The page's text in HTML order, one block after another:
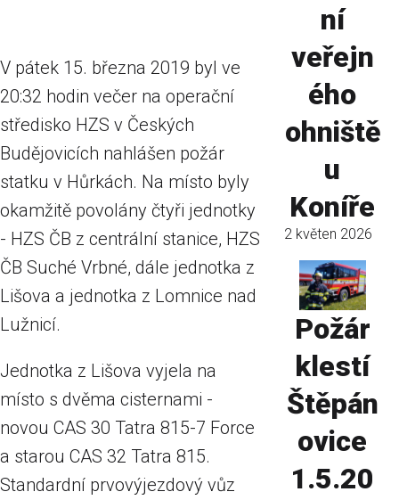
V pátek 15. března 2019 byl ve
20:32 hodin večer na operační
středisko HZS v Českých
Budějovicích nahlášen požár
statku v Hůrkách. Na místo byly
okamžitě povolány čtyři jednotky
- HZS ČB z centrální stanice, HZS
ČB Suché Vrbné, dále jednotka z
Lišova a jednotka z Lomnice nad
Lužnicí.
Jednotka z Lišova vyjela na
místo s dvěma cisternami -
novou CAS 30 Tatra 815-7 Force
a starou CAS 32 Tatra 815.
Standardní prvovýjezdový vůz
ní
veřejn
ého
ohniště
u
Koníře
2 květen 2026
Požár
klestí
Štěpán
ovice
1.5.20